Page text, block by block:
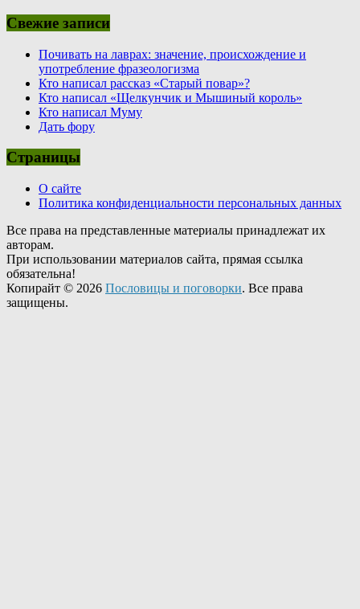
Свежие записи
Почивать на лаврах: значение, происхождение и
употребление фразеологизма
Кто написал рассказ «Старый повар»?
Кто написал «Щелкунчик и Мышиный король»
Кто написал Муму
Дать фору
Страницы
О сайте
Политика конфиденциальности персональных данных
Все права на представленные материалы принадлежат их
авторам.
При использовании материалов сайта, прямая ссылка
обязательна!
Копирайт © 2026 Пословицы и поговорки. Все права
защищены.